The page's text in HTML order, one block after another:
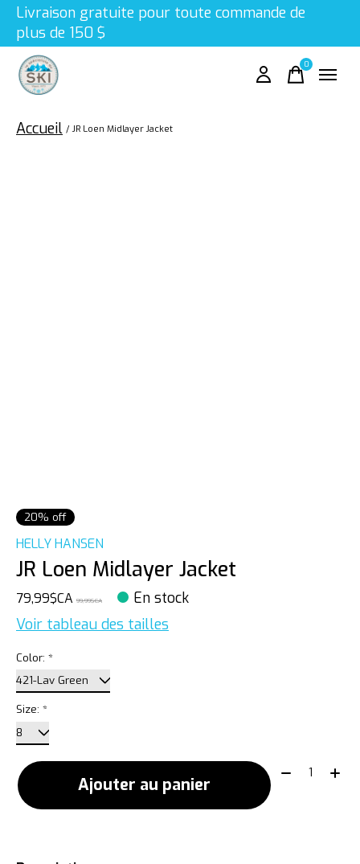
Livraison gratuite pour toute commande de
plus de 150 $
0items
Accueil / JR Loen Midlayer Jacket
20% off
HELLY HANSEN
JR Loen Midlayer Jacket
79,99$CA 99,99$CA En stock
Voir tableau des tailles
Color: *
Size: *
Ajouter au panier
Quantité: